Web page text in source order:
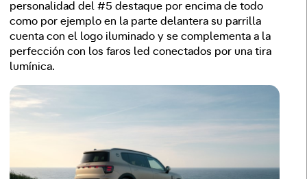
personalidad del #5 destaque por encima de todo
como por ejemplo en la parte delantera su parrilla
cuenta con el logo iluminado y se complementa a la
perfección con los faros led conectados por una tira
lumínica.